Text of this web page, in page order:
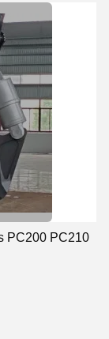
PC200 PC210